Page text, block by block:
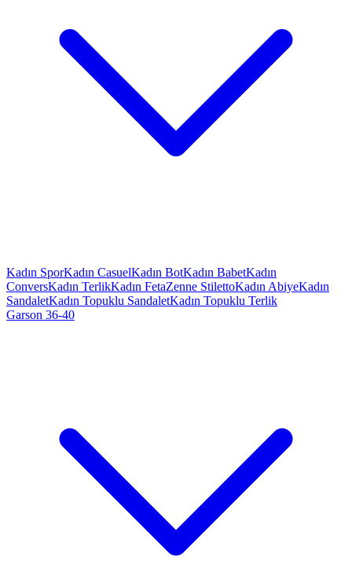
Kadın SporKadın CasuelKadın BotKadın BabetKadın
ConversKadın TerlikKadın FetaZenne StilettoKadın AbiyeKadın
SandaletKadın Topuklu SandaletKadın Topuklu Terlik
Garson 36-40